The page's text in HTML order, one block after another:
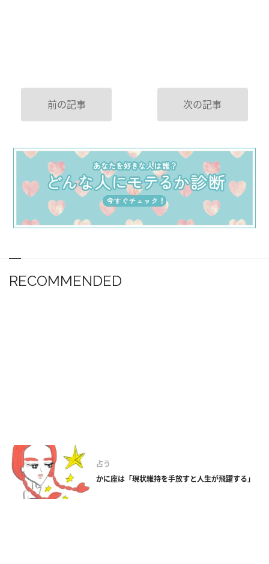
前の記事 次の記事
RECOMMENDED
占う
かに座は「現状維持を手放すと人生が飛躍する」